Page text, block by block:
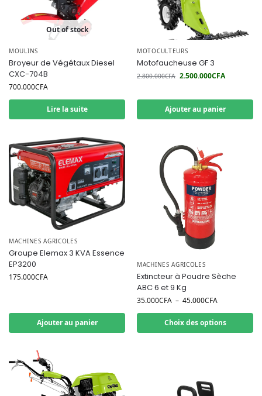
Out of stock
MOULINS
Broyeur de Végétaux Diesel
CXC-704B
700.000CFA
Lire la suite
MOTOCULTEURS
Motofaucheuse GF 3
2.800.000CFA 2.500.000CFA
Ajouter au panier
MACHINES AGRICOLES
Groupe Elemax 3 KVA Essence
EP3200
175.000CFA
Ajouter au panier
MACHINES AGRICOLES
Extincteur à Poudre Sèche
ABC 6 et 9 Kg
35.000CFA – 45.000CFA
Choix des options